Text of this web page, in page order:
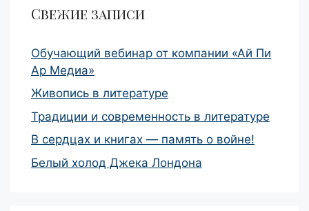
Свежие записи
Обучающий вебинар от компании «Ай Пи
Ар Медиа»
Живопись в литературе
Традиции и современность в литературе
В сердцах и книгах — память о войне!
Белый холод Джека Лондона